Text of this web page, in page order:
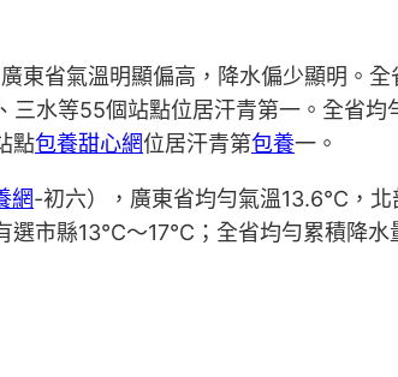
東省氣溫明顯偏高，降水偏少顯明
水等55個站點位居汗青第一。全省均
點包養甜心網位居汗青第包養一。
網-初六），廣東省均勻氣溫13.6℃，
選市縣13℃～17℃；全省均勻累積降水